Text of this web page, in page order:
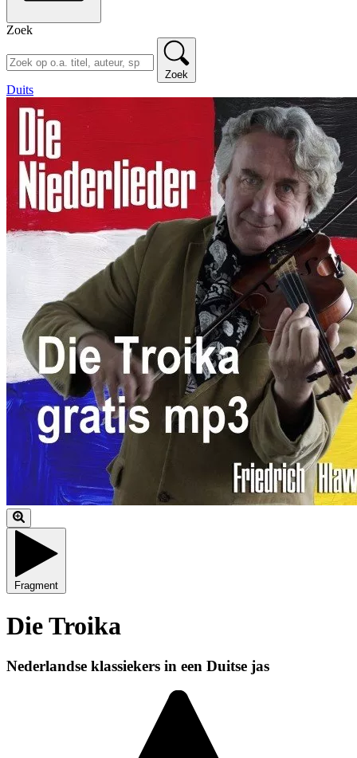
Zoek
Zoek
Duits
Fragment
Die Troika
Nederlandse klassiekers in een Duitse jas